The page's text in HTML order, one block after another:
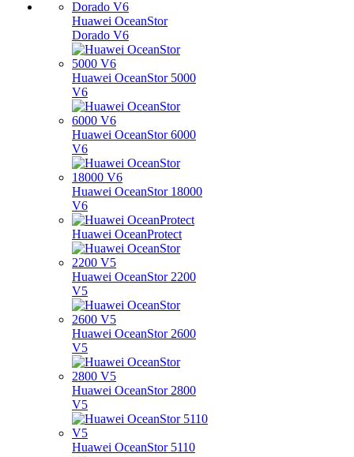
Huawei OceanStor
Dorado V6
Huawei OceanStor 5000
V6
Huawei OceanStor 6000
V6
Huawei OceanStor 18000
V6
Huawei OceanProtect
Huawei OceanStor 2200
V5
Huawei OceanStor 2600
V5
Huawei OceanStor 2800
V5
Huawei OceanStor 5110